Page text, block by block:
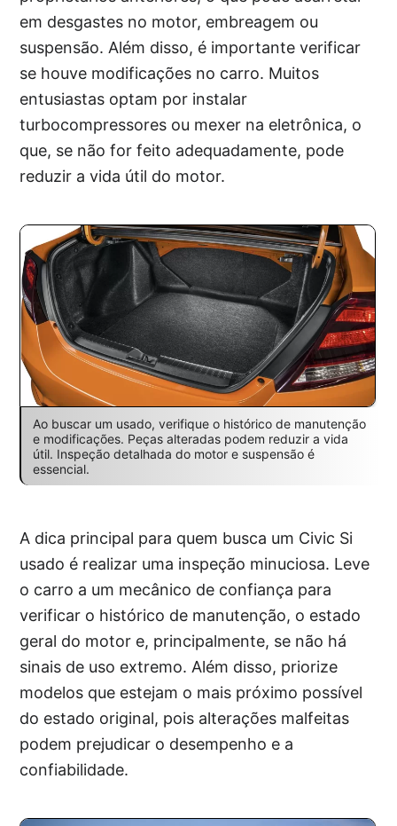
em desgastes no motor, embreagem ou
suspensão. Além disso, é importante verificar
se houve modificações no carro. Muitos
entusiastas optam por instalar
turbocompressores ou mexer na eletrônica, o
que, se não for feito adequadamente, pode
reduzir a vida útil do motor.
Ao buscar um usado, verifique o histórico de manutenção
e modificações. Peças alteradas podem reduzir a vida
útil. Inspeção detalhada do motor e suspensão é
essencial.
A dica principal para quem busca um Civic Si
usado é realizar uma inspeção minuciosa. Leve
o carro a um mecânico de confiança para
verificar o histórico de manutenção, o estado
geral do motor e, principalmente, se não há
sinais de uso extremo. Além disso, priorize
modelos que estejam o mais próximo possível
do estado original, pois alterações malfeitas
podem prejudicar o desempenho e a
confiabilidade.